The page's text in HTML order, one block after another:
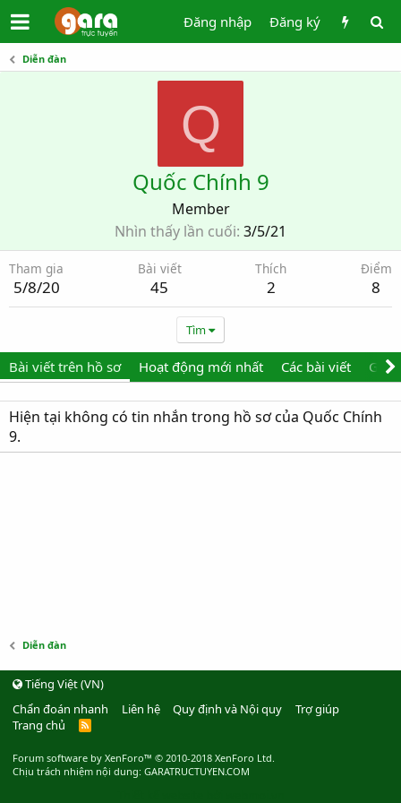
Đăng nhập Đăng ký
Diễn đàn
Q
Quốc Chính 9
Member
Nhìn thấy lần cuối 3/5/21
Tham gia
5/8/20
Bài viết
45
Thích
2
Điểm
8
Tìm
Bài viết trên hồ sơ Hoạt động mới nhất Các bài viết Giới
Hiện tại không có tin nhắn trong hồ sơ của Quốc Chính
9.
Diễn đàn
Tiếng Việt (VN)
Chẩn đoán nhanh
Liên hệ Quy định và Nội quy
Trợ giúp
Trang chủ
R
Forum software by XenForo™ © 2010-2018 XenForo Ltd.
Chịu trách nhiệm nội dung: GARATRUCTUYEN.COM